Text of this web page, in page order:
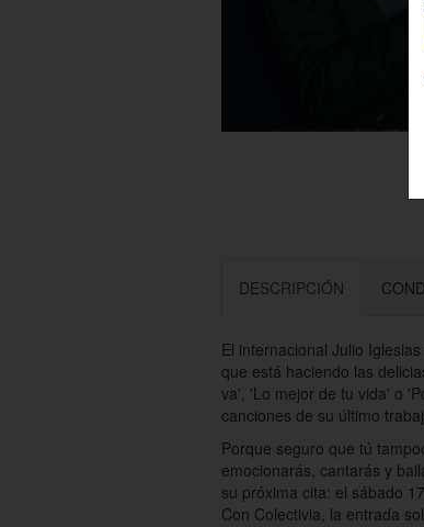
DESCRIPCIÓN
El internacional Julio
que está haciendo las
va', 'Lo mejor de tu vida' o
canciones de su último
Porque seguro que tú
emocionarás, cantarás y
su próxima cita: el sábado
Con Colectivia, la entrada